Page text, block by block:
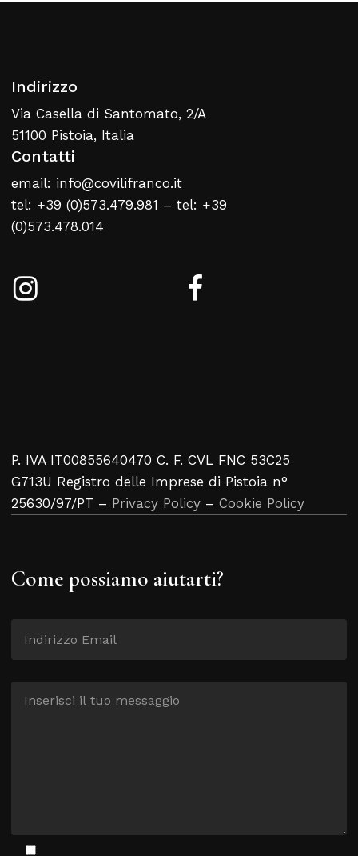
Indirizzo
Via Casella di Santomato, 2/A
51100 Pistoia, Italia
Contatti
email: info@covilifranco.it
tel: +39 (0)573.479.981 – tel: +39
(0)573.478.014
P. IVA IT00855640470 C. F. CVL FNC 53C25
G713U Registro delle Imprese di Pistoia n°
25630/97/PT – Privacy Policy – Cookie Policy
Come possiamo aiutarti?